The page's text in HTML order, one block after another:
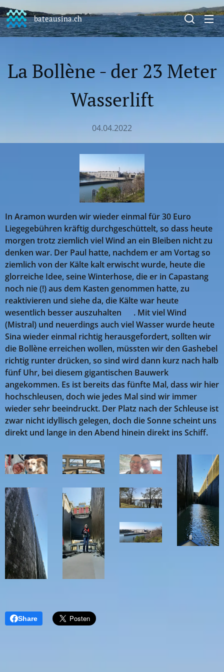
bateausina.ch
La Bollène - der 23 Meter
Wasserlift
04.04.2022
In Aramon wurden wir wieder einmal für 30 Euro
Liegegebühren kräftig durchgeschüttelt, so dass heute
morgen trotz ziemlich viel Wind an ein Bleiben nicht zu
denken war. Der Paul hatte, nachdem er am Vortag so
ziemlich von der Kälte kalt erwischt wurde, heute die
glorreiche Idee, seine Winterhose, die er in Capastang
noch nie (!) aus dem Kasten genommen hatte, zu
reaktivieren und siehe da, die Kälte war heute
wesentlich besser auszuhalten 😉. Mit viel Wind
(Mistral) und neuerdings auch viel Wasser wurde heute
Sina wieder einmal richtig herausgefordert, sollten wir
die Bollène erreichen wollen, müssten wir den Gashebel
richtig runter drücken, so sind wird dann kurz nach halb
fünf Uhr, bei diesem gigantischen Bauwerk
angekommen. Es ist bereits das fünfte Mal, dass wir hier
hochschleusen, doch wie jedes Mal sind wir immer
wieder sehr beeindruckt. Der Platz nach der Schleuse ist
zwar nicht idyllisch gelegen, doch die Sonne scheint uns
direkt und lange in den Abend hinein direkt ins Schiff.
Share